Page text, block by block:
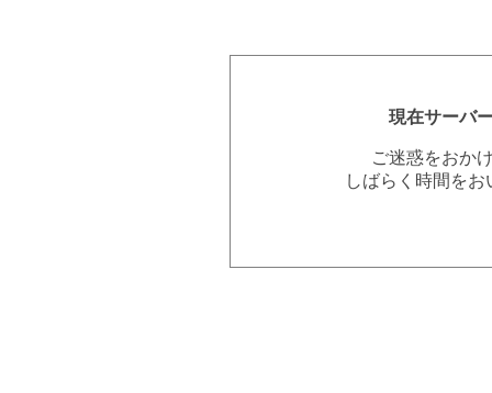
現在サーバ
ご迷惑をおか
しばらく時間を